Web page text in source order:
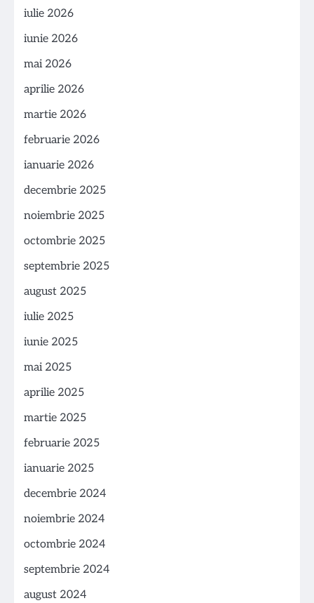
iulie 2026
iunie 2026
mai 2026
aprilie 2026
martie 2026
februarie 2026
ianuarie 2026
decembrie 2025
noiembrie 2025
octombrie 2025
septembrie 2025
august 2025
iulie 2025
iunie 2025
mai 2025
aprilie 2025
martie 2025
februarie 2025
ianuarie 2025
decembrie 2024
noiembrie 2024
octombrie 2024
septembrie 2024
august 2024